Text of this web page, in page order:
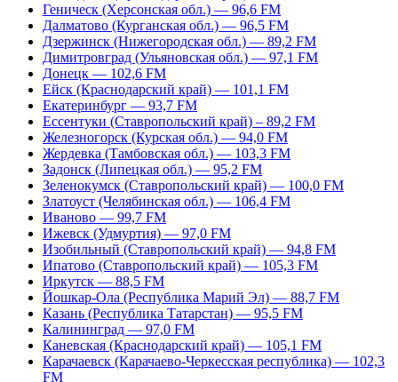
Геническ (Херсонская обл.) — 96,6 FM
Далматово (Курганская обл.) — 96,5 FM
Дзержинск (Нижегородская обл.) — 89,2 FM
Димитровград (Ульяновская обл.) — 97,1 FM
Донецк — 102,6 FM
Ейск (Краснодарский край) — 101,1 FM
Екатеринбург — 93,7 FM
Ессентуки (Ставропольский край) – 89,2 FM
Железногорск (Курская обл.) — 94,0 FM
Жердевка (Тамбовская обл.) — 103,3 FM
Задонск (Липецкая обл.) — 95,2 FM
Зеленокумск (Ставропольский край) — 100,0 FM
Златоуст (Челябинская обл.) — 106,4 FM
Иваново — 99,7 FM
Ижевск (Удмуртия) — 97,0 FM
Изобильный (Ставропольский край) — 94,8 FM
Ипатово (Ставропольский край) — 105,3 FM
Иркутск — 88,5 FM
Йошкар-Ола (Республика Марий Эл) — 88,7 FM
Казань (Республика Татарстан) — 95,5 FM
Калининград — 97,0 FM
Каневская (Краснодарский край) — 105,1 FM
Карачаевск (Карачаево-Черкесская республика) — 102,3
FM